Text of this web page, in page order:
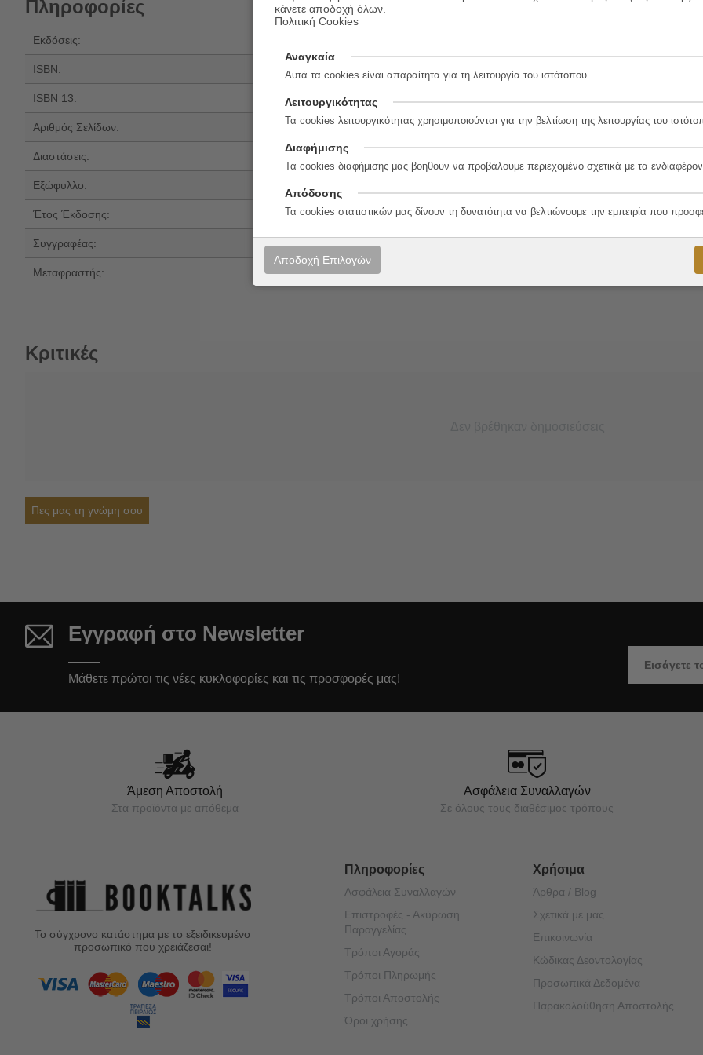
Πληροφορίες
Εκδόσεις:
ISBN: 960-521-232-3
ISBN 13: 978-960-521-232-2
Αριθμός Σελίδων:
Διαστάσεις:
Εξώφυλλο:
Έτος Έκδοσης: 2011
Συγγραφέας: Χ. Φ. Λάβκραφτ
Μεταφραστής: Θωμάς Μαστακούρης
Κριτικές
Πες μας τη γνώμη σου
Εγγραφή στο Newsletter
Μάθετε πρώτοι τις νέες κυκλοφορίες και τις προσφορές μας!
Άμεση Αποστολή
Στα προϊόντα με απόθεμα
Ασφάλεια Συναλλαγών
Σε όλους τους διαθέσιμος τρόπους
Το σύγχρονο κατάστημα με το εξειδικευμένο
προσωπικό που χρειάζεσαι!
Πληροφορίες
Ασφάλεια Συναλλαγών
Επιστροφές - Ακύρωση
Παραγγελίας
Τρόποι Αγοράς
Τρόποι Πληρωμής
Τρόποι Αποστολής
Όροι χρήσης
Χρήσιμα
Άρθρα / Blog
Σχετικά με μας
Επικοινωνία
Κώδικας Δεοντολογίας
Προσωπικά Δεδομένα
Παρακολούθηση Αποστολής
κάνετε αποδοχή όλων.
Πολιτική Cookies
Αναγκαία
Αυτά τα cookies είναι απαραίτητα για τη λειτουργία του ιστότοπου.
Λειτουργικότητας
Τα cookies λειτουργικότητας χρησιμοποιούνται για την βελτίωση της λειτουργίας του
Διαφήμισης
Τα cookies διαφήμισης μας βοηθουν να προβάλουμε περιεχομένο σχετικά με τα
Απόδοσης
Τα cookies στατιστικών μας δίνουν τη δυνατότητα να βελτιώνουμε την εμπειρία που
Αποδοχή Επιλογών